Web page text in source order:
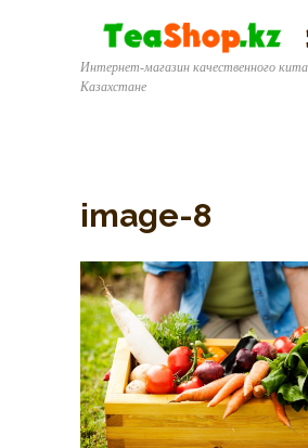
Интернет-магазин качественного
Казахстане
image-8